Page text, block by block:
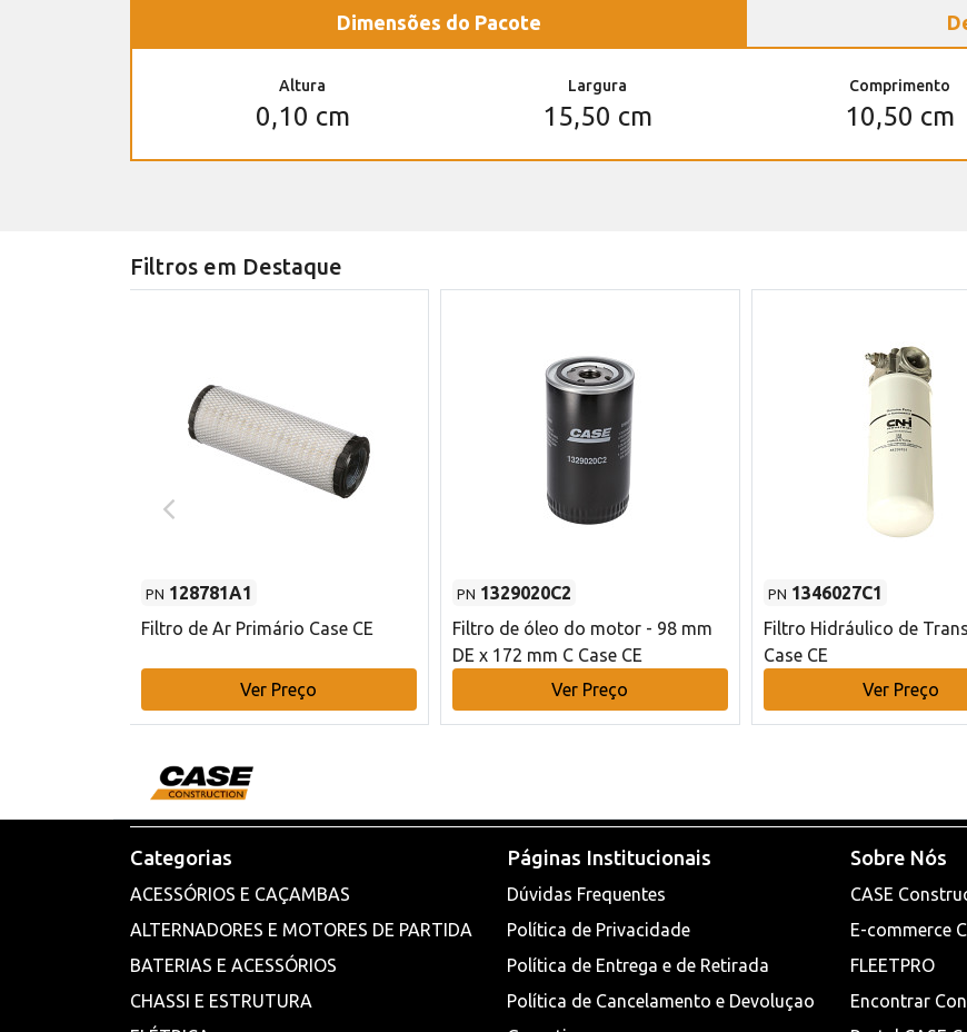
Dimensões do Pacote
Altura
0,10 cm
Largura
15,50 cm
Comprimento
10,50 cm
Filtros em Destaque
PN 128781A1
Filtro de Ar Primário Case CE
Ver Preço
PN 1329020C2
Filtro de óleo do motor - 98 mm
DE x 172 mm C Case CE
Ver Preço
PN 1346027C1
Filtro Hidráulico de
Case CE
Ver Preço
Categorias
ACESSÓRIOS E CAÇAMBAS
ALTERNADORES E MOTORES DE PARTIDA
BATERIAS E ACESSÓRIOS
CHASSI E ESTRUTURA
Páginas Institucionais
Dúvidas Frequentes
Política de Privacidade
Política de Entrega e de Retirada
Política de Cancelamento e Devoluçao
Sobre Nós
CASE
E-commerce
FLEETPRO
Encontrar